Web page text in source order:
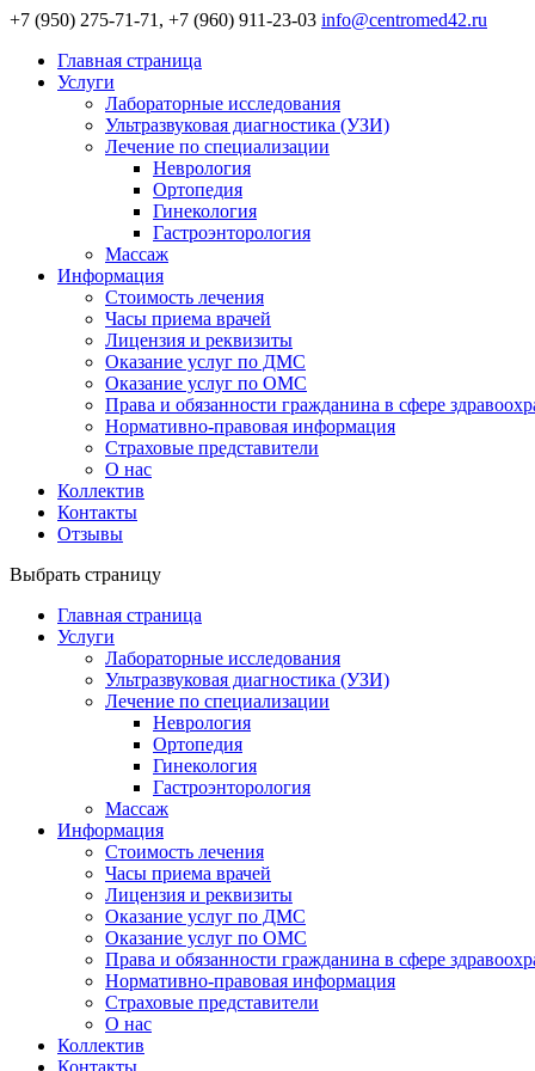
+7 (950) 275-71-71, +7 (960) 911-23-03 info@centromed42.ru
Главная страница
Услуги
Лабораторные исследования
Ультразвуковая диагностика (УЗИ)
Лечение по специализации
Неврология
Ортопедия
Гинекология
Гастроэнторология
Массаж
Информация
Стоимость лечения
Часы приема врачей
Лицензия и реквизиты
Оказание услуг по ДМС
Оказание услуг по ОМС
Права и обязанности гражданина в сфере
Нормативно-правовая информация
Страховые представители
О нас
Коллектив
Контакты
Отзывы
Выбрать страницу
Главная страница
Услуги
Лабораторные исследования
Ультразвуковая диагностика (УЗИ)
Лечение по специализации
Неврология
Ортопедия
Гинекология
Гастроэнторология
Массаж
Информация
Стоимость лечения
Часы приема врачей
Лицензия и реквизиты
Оказание услуг по ДМС
Оказание услуг по ОМС
Права и обязанности гражданина в сфере
Нормативно-правовая информация
Страховые представители
О нас
Коллектив
Контакты